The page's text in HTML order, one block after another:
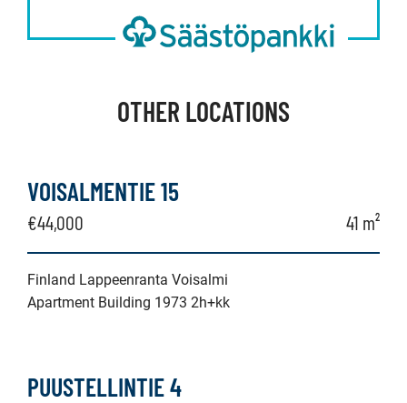
OTHER LOCATIONS
VOISALMENTIE 15
€44,000 41 m²
Finland Lappeenranta Voisalmi
Apartment Building 1973 2h+kk
PUUSTELLINTIE 4